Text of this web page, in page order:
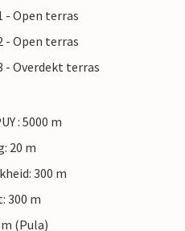
- Open terras
- Open terras
- Overdekt terras
: 5000 m
20 m
300 m
300 m
(Pula)